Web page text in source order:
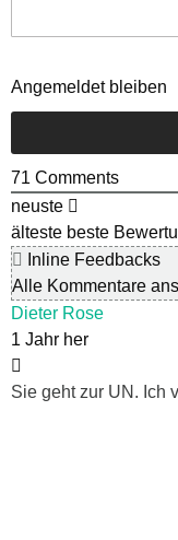
Angemeldet bleiben
71 Comments
neuste
älteste beste
Inline Feedbacks
Alle Kommentare
Dieter Rose
1 Jahr her
Sie geht zur UN. Ich